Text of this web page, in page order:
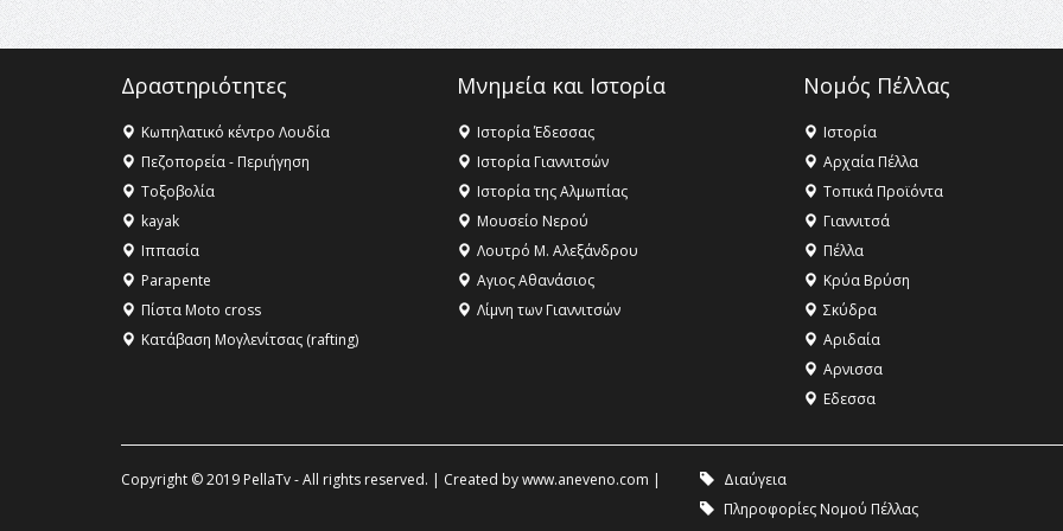
Δραστηριότητες
Κωπηλατικό κέντρο Λουδία
Πεζοπορεία - Περιήγηση
Τοξοβολία
kayak
Ιππασία
Parapente
Πίστα Moto cross
Κατάβαση Μογλενίτσας (rafting)
Μνημεία και Ιστορία
Ιστορία Έδεσσας
Ιστορία Γιαννιτσών
Ιστορία της Αλμωπίας
Μουσείο Νερού
Λουτρό Μ. Αλεξάνδρου
Αγιος Αθανάσιος
Λίμνη των Γιαννιτσών
Νομός Πέλλας
Ιστορία
Αρχαία Πέλλα
Τοπικά Προϊόντα
Γιαννιτσά
Πέλλα
Κρύα Βρύση
Σκύδρα
Αριδαία
Aρνισσα
Eδεσσα
Copyright © 2019 PellaTv - All rights reserved. | Created bywww.aneveno.com | Διαύγεια
Πληροφορίες Νομού Πέλλας